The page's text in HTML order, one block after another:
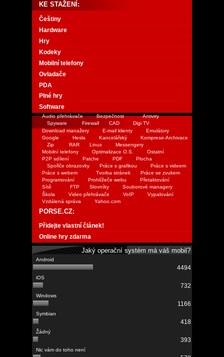
KE STAŽENÍ:
Češtiny
Hardware
Hry
Kodeky
Mobilní telefony
Ovladače
PDA
Plné hry
Software
Audio přehrávače Bezpečnost
Antiviry
Spyware
Firewall CAD
Digi TV
Download manažery
E-mail klienty
Emulátory
Google
Hesla Kancelářský
Komprese-Archivace
Zip
RAR Linux
Messengery
Mobilní telefony
Optimalizace O.S.
Ostatní
P2P sdílení
Patche PDF
Plocha
Spořiče obrazovky
Práce s grafikou
Práce s videem
Práce s webem
Tvorba stránek
Práce se zvukem
Programování
Prohlížeče webu
Přetaktování
Sítě
FTP Slovníky
Souborové managery
Škola
Video přehrávače VoIP
Vypalování
Vzdálená správa
Yahoo.com
PORSE.CZ:
Přidejte vlastní článek!
Online hry zdarma
Jaký operační systém má váš mobil?
4494
732
1166
418
393